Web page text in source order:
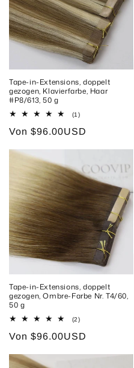
Tape-in-Extensions, doppelt
gezogen, Klavierfarbe, Haar
#P8/613, 50 g
(1)1
insgesamt
Normaler
Von $96.00USD
Tape-in-Extensions, doppelt
gezogen, Ombre-Farbe Nr. T4/60,
50 g
(2)2
insgesamt
Normaler
Von $96.00USD